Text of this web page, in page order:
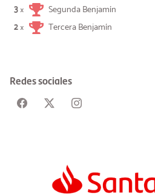
3×
Segunda Benjamín
2× Tercera Benjamín
Redes sociales